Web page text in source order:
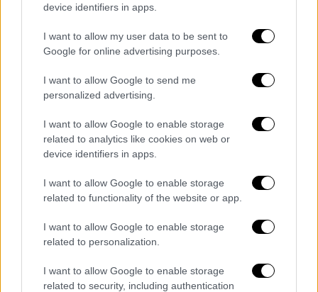
device identifiers in apps.
I want to allow my user data to be sent to
Google for online advertising purposes.
I want to allow Google to send me
personalized advertising.
I want to allow Google to enable storage
related to analytics like cookies on web or
device identifiers in apps.
I want to allow Google to enable storage
related to functionality of the website or app.
I want to allow Google to enable storage
related to personalization.
I want to allow Google to enable storage
related to security, including authentication
video
Από τη συναυλία, δεν θα μπορούσε να λείπει
φυσικά και η σύντροφος της ζωής του,
λογαριασμούς της στα social media, ανέβαζε
στιγμιότυπα από την ξεχωριστή αυτή
βραδιά.